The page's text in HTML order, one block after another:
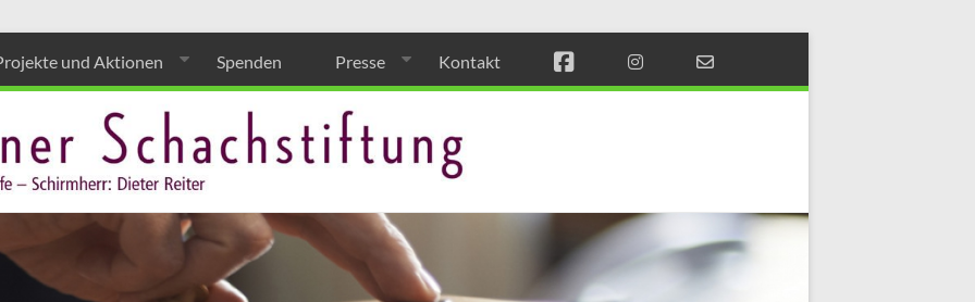
Münchener
Schach
und Aktionen Spenden Presse Kontakt